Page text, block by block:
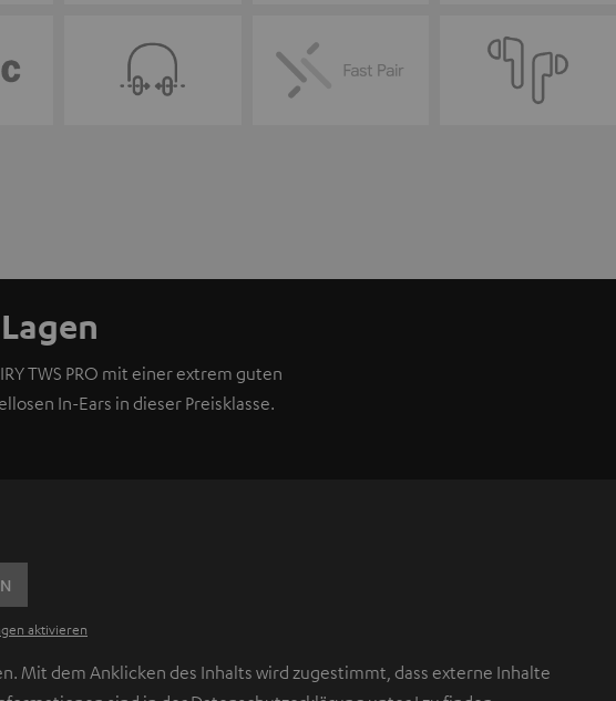
TWS PRO mit einer extrem guten
In-Ears in dieser Preisklasse.
aktivieren
Mit dem Anklicken des Inhalts wird zugestimmt, dass externe Inhalte